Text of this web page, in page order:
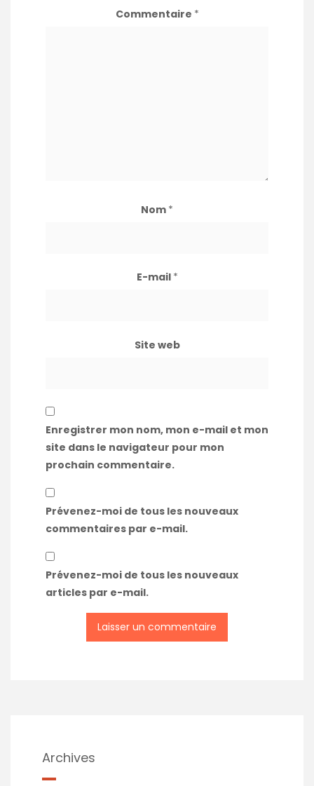
Commentaire *
Nom *
E-mail *
Site web
Enregistrer mon nom, mon e-mail et mon
site dans le navigateur pour mon
prochain commentaire.
Prévenez-moi de tous les nouveaux
commentaires par e-mail.
Prévenez-moi de tous les nouveaux
articles par e-mail.
Archives